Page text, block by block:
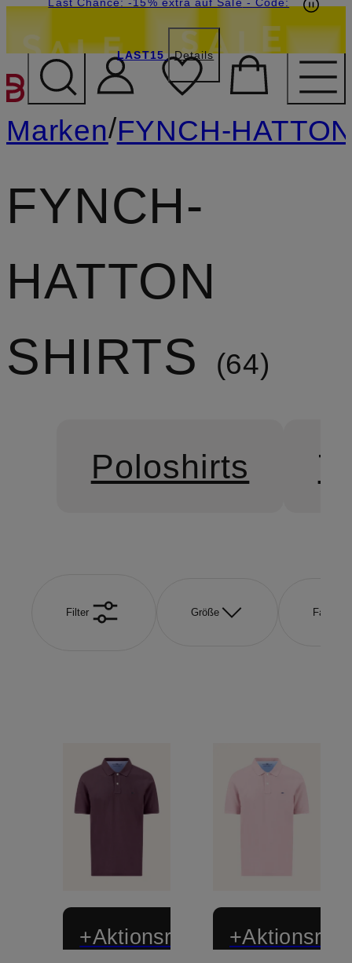
ZUM HAUPTINHALT
LAST15 Details
Marken/FYNCH-
FYNCH-
HATTON
SHIRTS
64
Poloshirts
Filter Größe Farbe
+Aktionsrabatt